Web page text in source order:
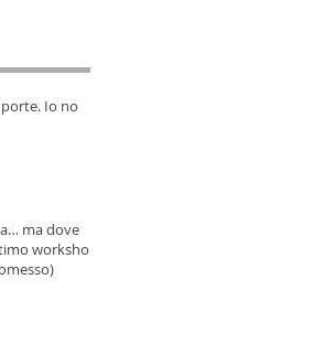
Io no
ma dove
workshop